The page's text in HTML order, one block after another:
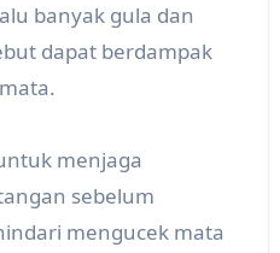
banyak gula dan
dapat berdampak
menjaga
sebelum
mengucek mata